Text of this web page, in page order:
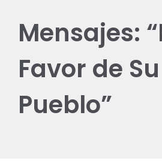
Mensajes:
Favor de Su
Pueblo”